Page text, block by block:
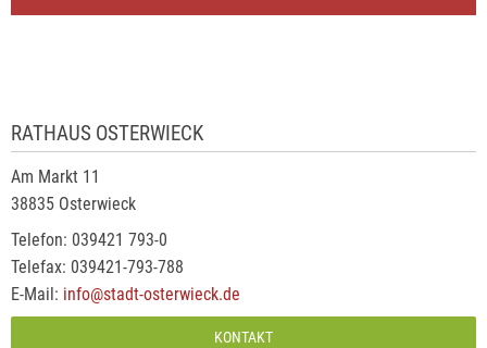
RATHAUS OSTERWIECK
Am Markt 11
38835 Osterwieck
Telefon: 039421 793-0
Telefax: 039421-793-788
E-Mail: info@stadt-osterwieck.de
KONTAKT